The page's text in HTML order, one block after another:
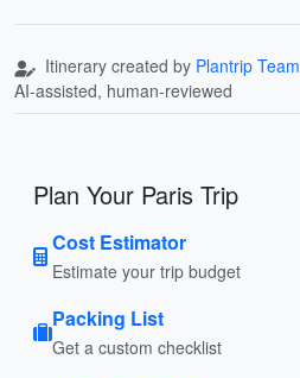
Itinerary created by Plantrip Team
AI-assisted, human-reviewed
Plan Your Paris Trip
Cost Estimator
Estimate your trip budget
Packing List
Get a custom checklist